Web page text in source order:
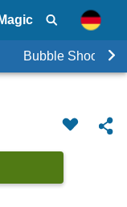
Bubble Shooter